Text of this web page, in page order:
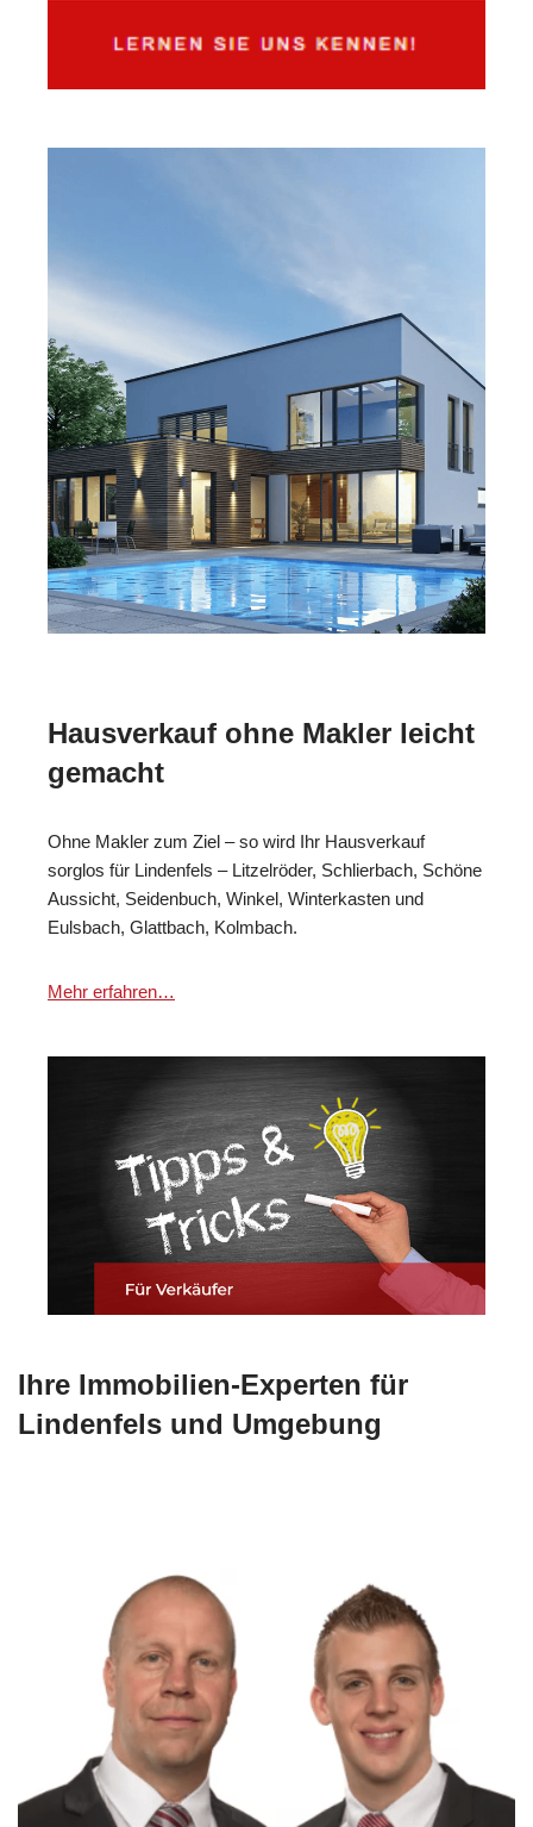
Hausverkauf ohne Makler leicht
gemacht
Ohne Makler zum Ziel – so wird Ihr Hausverkauf
sorglos für Lindenfels – Litzelröder, Schlierbach, Schöne
Aussicht, Seidenbuch, Winkel, Winterkasten und
Eulsbach, Glattbach, Kolmbach.
Mehr erfahren…
Ihre Immobilien-Experten für
Lindenfels und Umgebung